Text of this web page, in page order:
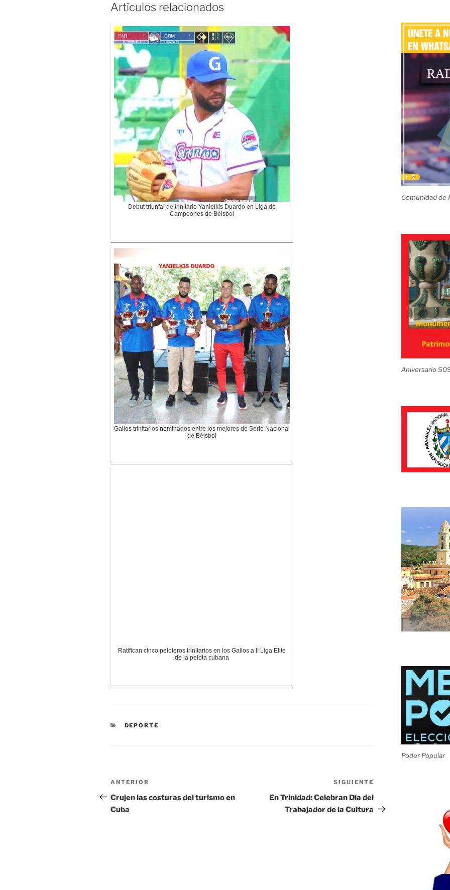
Artículos relacionados
Debut triunfal de trinitario Yanielkis Duardo en Liga de
Campeones de Béisbol
Gallos trinitarios nominados entre los mejores de Serie Nacional
de Béisbol
Ratifican cinco peloteros trinitarios en los Gallos a II Liga Elite
de la pelota cubana
CATEGORÍAS
DEPORTE
Navegación
de
entradas
Entrada
anterior:
ANTERIOR
Crujen las costuras del turismo en
Cuba
entrada
SIGUIENTE
En Trinidad: Celebran Día del
Trabajador de la Cultura
Comunidad de
Aniversario
Poder Popular